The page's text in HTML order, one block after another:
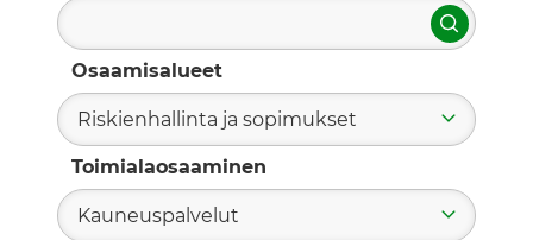
Hae
Osaamisalueet
Riskienhallinta ja sopimukset
Toimialaosaaminen
Kauneuspalvelut